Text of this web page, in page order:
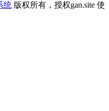
统 版权所有，授权gan.site 使